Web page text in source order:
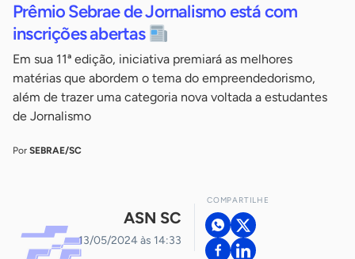
Prêmio Sebrae de Jornalismo está com
inscrições abertas
Em sua 11ª edição, iniciativa premiará as melhores
matérias que abordem o tema do empreendedorismo,
além de trazer uma categoria nova voltada a estudantes
de Jornalismo
Por SEBRAE/SC
ASN SC
13/05/2024 às 14:33
COMPARTILHE